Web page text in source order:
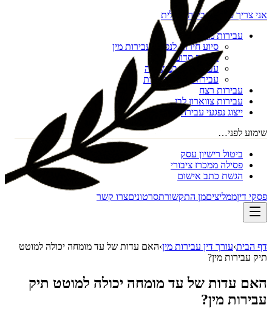
אני צריך סיוע בעבירה פלילית
עבירות מין
סיוע חירום לנפגעי עבירות מין
מעשה סדום
עבירות מין במשפחה
עבירות מין דיגיטליות
עבירות רצח
עבירות צווארון לבן
ייצוג נפגעי עבירה
שימוע לפני…
ביטול רישיון עסק
פסילה ממכרז ציבורי
הגשת כתב אישום
פסקי דיןממליציםמן התקשורתסרטוניםצרו קשר
דף הבית›עורך דין עבירות מין›האם עדות של עד מומחה יכולה למוטט
תיק עבירות מין?
האם עדות של עד מומחה יכולה למוטט תיק
עבירות מין?